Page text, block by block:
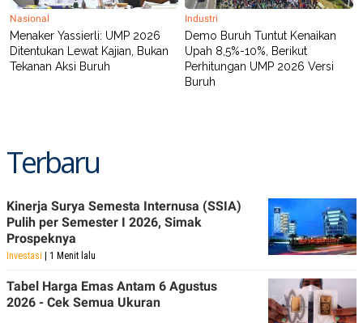
Nasional
Menaker Yassierli: UMP 2026
Ditentukan Lewat Kajian, Bukan
Tekanan Aksi Buruh
Industri
Demo Buruh Tuntut Kenaikan
Upah 8,5%-10%, Berikut
Perhitungan UMP 2026 Versi
Buruh
Terbaru
Kinerja Surya Semesta Internusa (SSIA)
Pulih per Semester I 2026, Simak
Prospeknya
Investasi | 1 Menit lalu
Tabel Harga Emas Antam 6 Agustus
2026 - Cek Semua Ukuran